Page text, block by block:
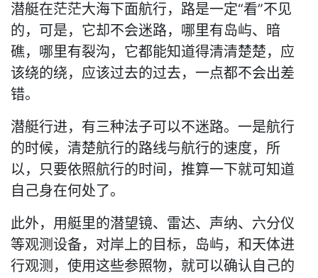
潜艇在茫茫大海下面航行，路是一定“看”不见
的，可是，它却不会迷路，哪里有岛屿、暗
礁，哪里有裂沟，它都能知道得清清楚楚，应
该绕的绕，应该过去的过去，一点都不会出差
错。
潜艇行进，有三种法子可以不迷路。一是航行
的时候，清楚航行的路线与航行的速度，所
以，只要依照航行的时间，推算一下就可知道
自己身在何处了。
此外，用艇里的潜望镜、雷达、声纳、六分仪
等观测设备，对岸上的目标，岛屿，和天体进
行观测，使用这些参照物，就可以确认自己的